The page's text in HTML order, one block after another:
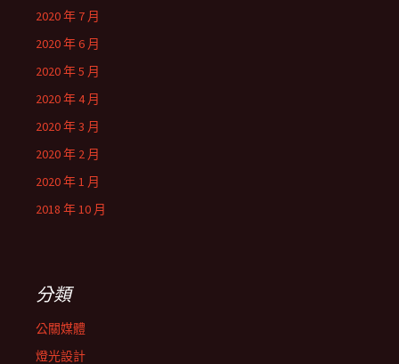
2020 年 7 月
2020 年 6 月
2020 年 5 月
2020 年 4 月
2020 年 3 月
2020 年 2 月
2020 年 1 月
2018 年 10 月
分類
公關媒體
燈光設計